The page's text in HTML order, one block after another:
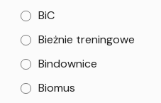
BiC
Bieżnie treningowe
Bindownice
Biomus